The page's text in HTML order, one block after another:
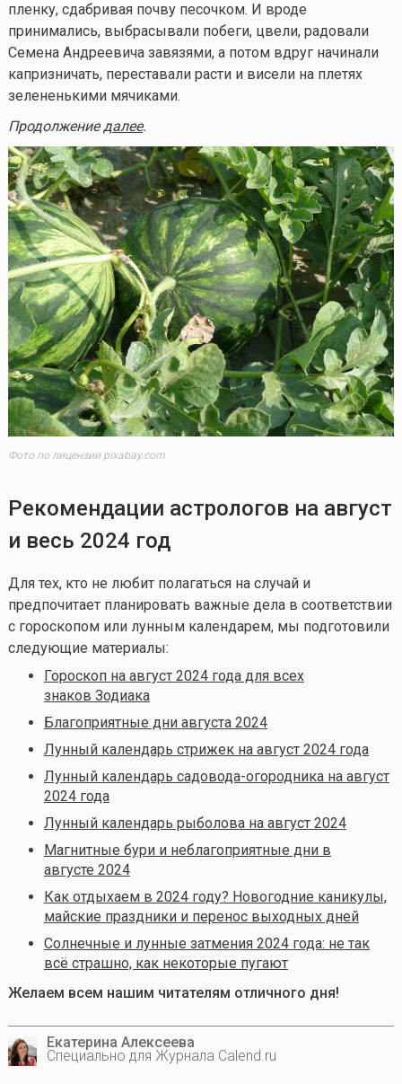
пленку, сдабривая почву песочком. И вроде
принимались, выбрасывали побеги, цвели, радовали
Семена Андреевича завязями, а потом вдруг начинали
капризничать, переставали расти и висели на плетях
зелененькими мячиками.
Продолжениедалее.
Фото по лицензии pixabay.com
Рекомендации астрологов на август
и весь 2024 год
Для тех, кто не любит полагаться на случай и
предпочитает планировать важные дела в соответствии
с гороскопом или лунным календарем, мы подготовили
следующие материалы:
Гороскоп на август 2024 года для всех
знаков Зодиака
Благоприятные дни августа 2024
Лунный календарь стрижек на август 2024 года
Лунный календарь садовода-огородника на август
2024 года
Лунный календарь рыболова на август 2024
Магнитные бури и неблагоприятные дни в
августе 2024
Как отдыхаем в 2024 году? Новогодние каникулы,
майские праздники и перенос выходных дней
Солнечные и лунные затмения 2024 года: не так
всё страшно, как некоторые пугают
Желаем всем нашим читателям отличного дня!
Екатерина Алексеева
Специально для Журнала Calend.ru